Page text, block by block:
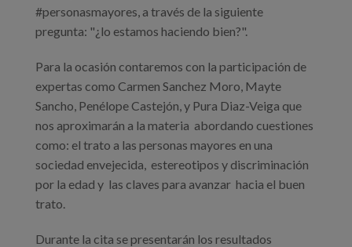
#personasmayores, a través de la siguiente
pregunta: "¿lo estamos haciendo bien?".
Para la ocasión contaremos con la participación de
expertas como Carmen Sanchez Moro, Mayte
Sancho, Penélope Castejón, y Pura Diaz-Veiga que
nos aproximarán a la materia abordando cuestiones
como: el trato a las personas mayores en una
sociedad envejecida, estereotipos y discriminación
por la edad y las claves para avanzar hacia el buen
trato.
Durante la cita se presentarán los resultados